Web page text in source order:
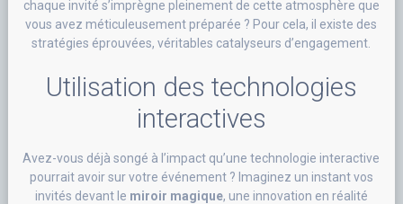
chaque invité s’imprègne pleinement de cette atmosphère que
vous avez méticuleusement préparée ? Pour cela, il existe des
stratégies éprouvées, véritables catalyseurs d’engagement.
Utilisation des technologies
interactives
Avez-vous déjà songé à l’impact qu’une technologie interactive
pourrait avoir sur votre événement ? Imaginez un instant vos
invités devant le miroir magique, une innovation en réalité